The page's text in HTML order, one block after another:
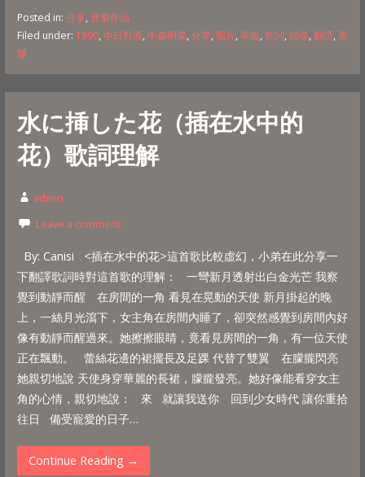
Posted in: 分享, 音樂作品
Filed under: 1990, 中日對照, 中森明菜, 分享, 唱片, 單曲, 歌詞, 細碟, 翻譯, 黑
膠
水に挿した花（插在水中的
花）歌詞理解
admin
Leave a comment
By: Canisi <插在水中的花>這首歌比較虛幻，小弟在此分享一
下翻譯歌詞時對這首歌的理解： 一彎新月透射出白金光芒 我察
覺到動靜而醒 在房間的一角 看見在晃動的天使 新月掛起的晚
上，一絲月光瀉下，女主角在房間內睡了，卻突然感覺到房間內好
像有動靜而醒過來。她擦擦眼睛，竟看見房間的一角，有一位天使
正在飄動。 蕾絲花邊的裙擺長及足踝 代替了雙翼 在朦朧閃亮
她親切地說 天使身穿華麗的長裙，朦朧發亮。她好像能看穿女主
角的心情，親切地說： 來 就讓我送你 回到少女時代 讓你重拾
往日 備受寵愛的日子…
Continue Reading →